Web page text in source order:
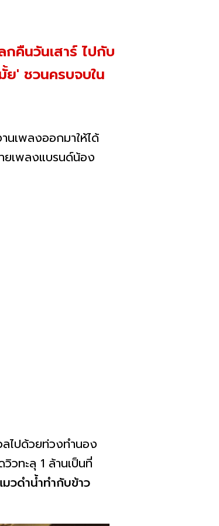
คืนวันเสาร์ ไปกับ
ย' ชวนครบจบใน
นเพลงออกมาให้ได้
ยเพลงแบรนด์น้อง
ไปด้วยท่วงทำนอง
วทะลุ 1 ล้านเป็นที่
วดำน้ำทำกับข้าว